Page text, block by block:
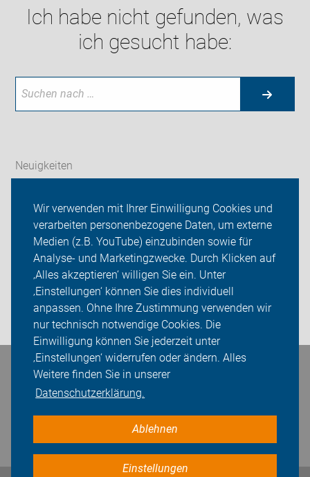
Wir verwenden mit Ihrer Einwilligung Cookies und
verarbeiten personenbezogene Daten, um externe
Medien (z.B. YouTube) einzubinden sowie für
Analyse- und Marketingzwecke. Durch Klicken auf
‚Alles akzeptieren‘ willigen Sie ein. Unter
‚Einstellungen‘ können Sie dies individuell
anpassen. Ohne Ihre Zustimmung verwenden wir
nur technisch notwendige Cookies. Die
Einwilligung können Sie jederzeit unter
‚Einstellungen‘ widerrufen oder ändern. Alles
Weitere finden Sie in unserer
Datenschutzerklärung.
Ablehnen
Einstellungen
Ich habe nicht gefunden, was
ich gesucht habe:
Neuigkeiten
OB Wahl 2025
Sei dabei
Presse
Login
Bleiben Sie in Kontakt